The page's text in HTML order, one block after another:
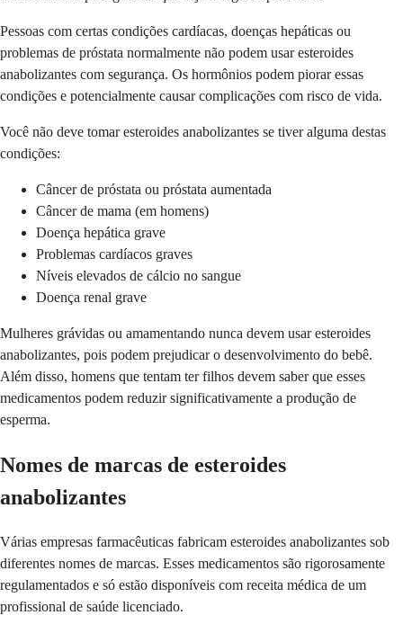
Pessoas com certas condições cardíacas, doenças hepáticas ou
problemas de próstata normalmente não podem usar esteroides
anabolizantes com segurança. Os hormônios podem piorar essas
condições e potencialmente causar complicações com risco de vida.
Você não deve tomar esteroides anabolizantes se tiver alguma destas
condições:
Câncer de próstata ou próstata aumentada
Câncer de mama (em homens)
Doença hepática grave
Problemas cardíacos graves
Níveis elevados de cálcio no sangue
Doença renal grave
Mulheres grávidas ou amamentando nunca devem usar esteroides
anabolizantes, pois podem prejudicar o desenvolvimento do bebê.
Além disso, homens que tentam ter filhos devem saber que esses
medicamentos podem reduzir significativamente a produção de
esperma.
Nomes de marcas de esteroides
anabolizantes
Várias empresas farmacêuticas fabricam esteroides anabolizantes sob
diferentes nomes de marcas. Esses medicamentos são rigorosamente
regulamentados e só estão disponíveis com receita médica de um
profissional de saúde licenciado.